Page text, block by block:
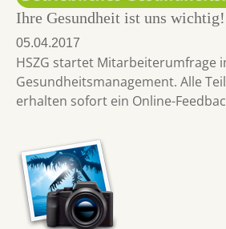
Ihre Gesundheit ist uns wichtig!
05.04.2017
HSZG startet Mitarbeiterumfrage
Gesundheitsmanagement. Alle
erhalten sofort ein Online-